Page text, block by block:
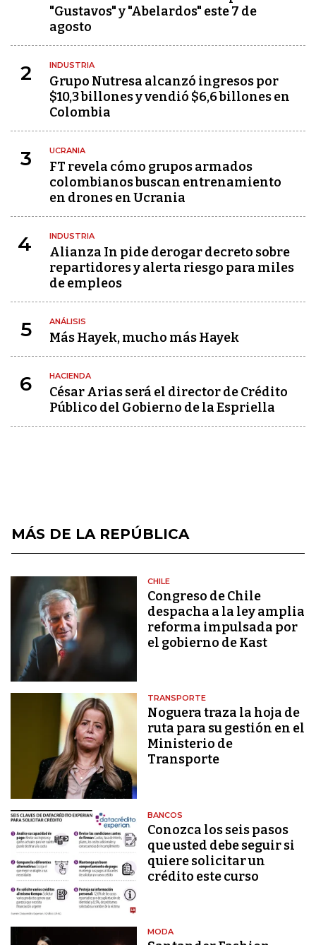
"Gustavos" y "Abelardos" este 7 de
agosto
2 INDUSTRIA
Grupo Nutresa alcanzó ingresos por
$10,3 billones y vendió $6,6 billones en
Colombia
3 UCRANIA
FT revela cómo grupos armados
colombianos buscan entrenamiento
en drones en Ucrania
4 INDUSTRIA
Alianza In pide derogar decreto sobre
repartidores y alerta riesgo para miles
de empleos
5 ANÁLISIS
Más Hayek, mucho más Hayek
6 HACIENDA
César Arias será el director de Crédito
Público del Gobierno de la Espriella
MÁS DE LA REPÚBLICA
CHILE
Congreso de Chile
despacha a la ley amplia
reforma impulsada por
el gobierno de Kast
TRANSPORTE
Noguera traza la hoja de
ruta para su gestión en el
Ministerio de
Transporte
BANCOS
Conozca los seis pasos
que usted debe seguir si
quiere solicitar un
crédito este curso
MODA